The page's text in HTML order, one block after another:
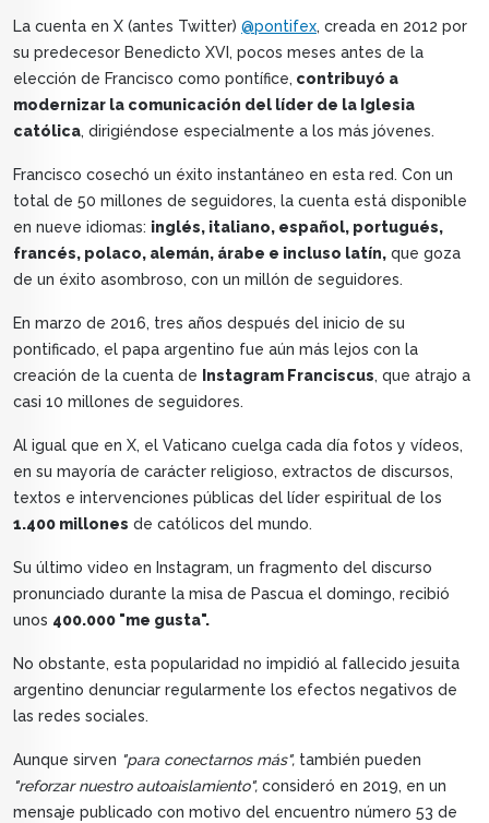
La cuenta en X (antes Twitter) @pontifex, creada en 2012 por
su predecesor Benedicto XVI, pocos meses antes de la
elección de Francisco como pontífice, contribuyó a
modernizar la comunicación del líder de la Iglesia
católica, dirigiéndose especialmente a los más jóvenes.
Francisco cosechó un éxito instantáneo en esta red. Con un
total de 50 millones de seguidores, la cuenta está disponible
en nueve idiomas: inglés, italiano, español, portugués,
francés, polaco, alemán, árabe e incluso latín, que goza
de un éxito asombroso, con un millón de seguidores.
En marzo de 2016, tres años después del inicio de su
pontificado, el papa argentino fue aún más lejos con la
creación de la cuenta de
Instagram Franciscus, que atrajo a
casi 10 millones de seguidores.
Al igual que en X, el Vaticano cuelga cada día fotos y vídeos,
en su mayoría de carácter religioso, extractos de discursos,
textos e intervenciones públicas del líder espiritual de los
1.400 millones de católicos del mundo.
Su último video en Instagram, un fragmento del discurso
pronunciado durante la misa de Pascua el domingo, recibió
unos 400.000 "me gusta".
No obstante, esta popularidad no impidió al fallecido jesuita
argentino denunciar regularmente los efectos negativos de
las redes sociales.
Aunque sirven "para conectarnos más", también pueden
"reforzar nuestro autoaislamiento", consideró en 2019, en un
mensaje publicado con motivo del encuentro número 53 de